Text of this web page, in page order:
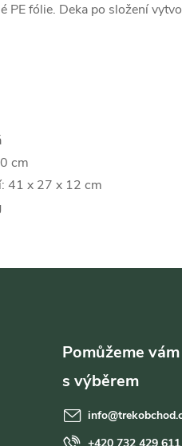
PE fólie. Deka po složení
cm
41 x 27 x 12 cm
info@